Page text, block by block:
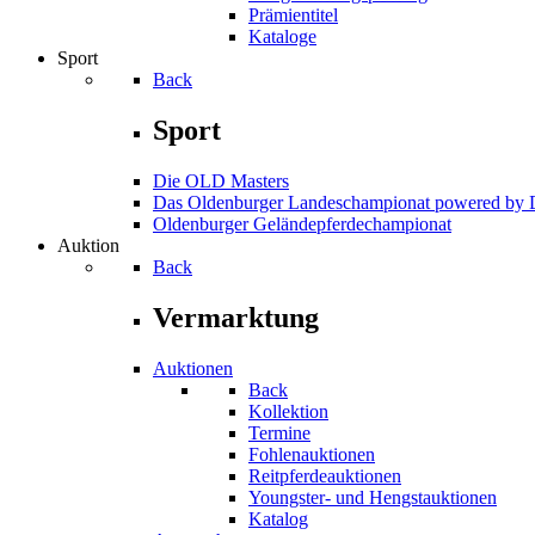
Prämientitel
Kataloge
Sport
Back
Sport
Die OLD Masters
Das Oldenburger Landeschampionat powered by
Oldenburger Geländepferde­championat
Auktion
Back
Vermarktung
Auktionen
Back
Kollektion
Termine
Fohlenauktionen
Reitpferdeauktionen
Youngster- und Hengstauktionen
Katalog